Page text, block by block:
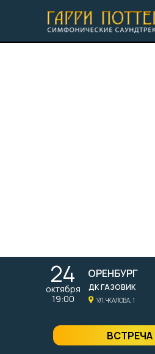
ВСТРЕЧА
ОРЕНБУРГ
ДК ГАЗОВИК
УЛ. ЧКАЛОВА, 1
24
октября
19:00